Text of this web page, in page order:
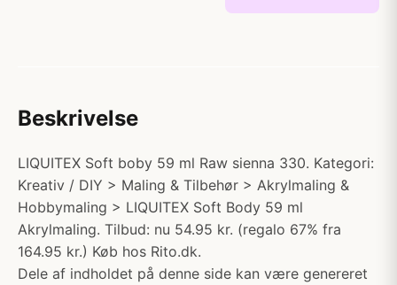
Beskrivelse
LIQUITEX Soft boby 59 ml Raw sienna 330. Kategori:
Kreativ / DIY > Maling & Tilbehør > Akrylmaling &
Hobbymaling > LIQUITEX Soft Body 59 ml
Akrylmaling. Tilbud: nu 54.95 kr. (regalo 67% fra
164.95 kr.) Køb hos Rito.dk.
Dele af indholdet på denne side kan være genereret